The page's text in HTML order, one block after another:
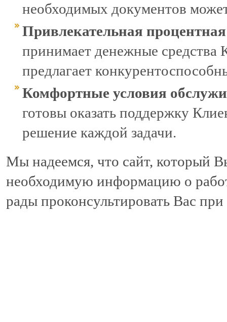
необходимых документов
Привлекательная
принимает денежные средства
предлагает
Комфортные условия
готовы оказать поддержку
решение каждой задачи.
Мы надеемся, что сайт, который
необходимую информацию о
рады проконсультировать Вас